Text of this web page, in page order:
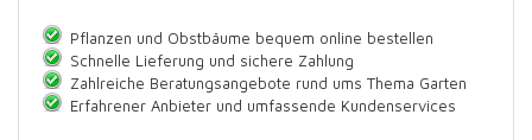
Pflanzen und Obstbäume bequem online bestellen
Schnelle Lieferung und sichere Zahlung
Zahlreiche Beratungsangebote rund ums Thema Garten
Erfahrener Anbieter und umfassende Kundenservices